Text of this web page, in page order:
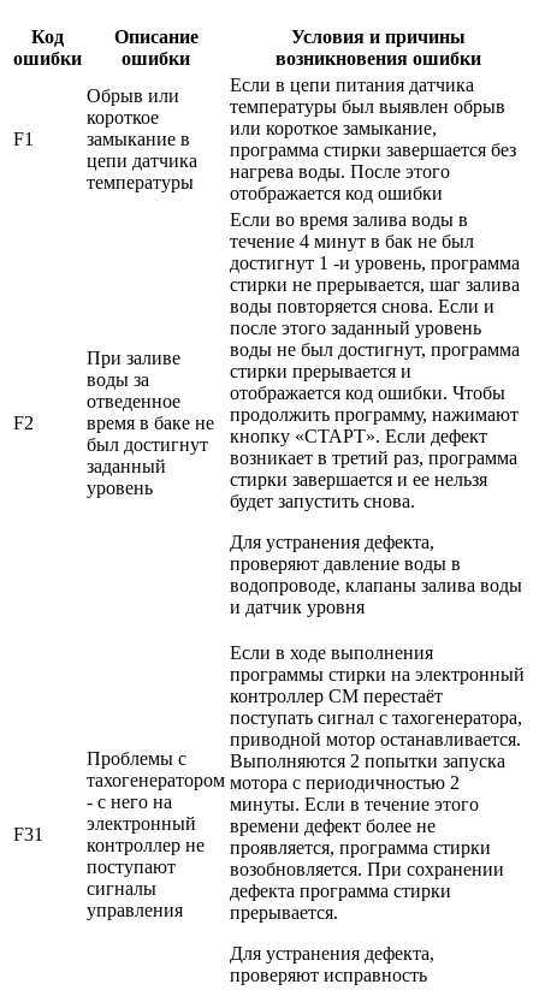
Код
ошибки
Описание
ошибки
Условия и причины
возникновения ошибки
F1
Обрыв или
короткое
замыкание в
цепи датчика
температуры
Если в цепи питания датчика
температуры был выявлен обрыв
или короткое замыкание,
программа стирки завершается без
нагрева воды. После этого
отображается код ошибки
F2
При заливе
воды за
отведенное
время в баке не
был достигнут
заданный
уровень
Если во время залива воды в
течение 4 минут в бак не был
достигнут 1 -и уровень, программа
стирки не прерывается, шаг залива
воды повторяется снова. Если и
после этого заданный уровень
воды не был достигнут, программа
стирки прерывается и
отображается код ошибки. Чтобы
продолжить программу, нажимают
кнопку «СТАРТ». Если дефект
возникает в третий раз, программа
стирки завершается и ее нельзя
будет запустить снова.
Для устранения дефекта,
проверяют давление воды в
водопроводе, клапаны залива воды
и датчик уровня
F31
Проблемы с
тахогенератором
- с него на
электронный
контроллер не
поступают
сигналы
управления
Если в ходе выполнения
программы стирки на электронный
контроллер СМ перестаёт
поступать сигнал с тахогенератора,
приводной мотор останавливается.
Выполняются 2 попытки запуска
мотора с периодичностью 2
минуты. Если в течение этого
времени дефект более не
проявляется, программа стирки
возобновляется. При сохранении
дефекта программа стирки
прерывается.
Для устранения дефекта,
проверяют исправность